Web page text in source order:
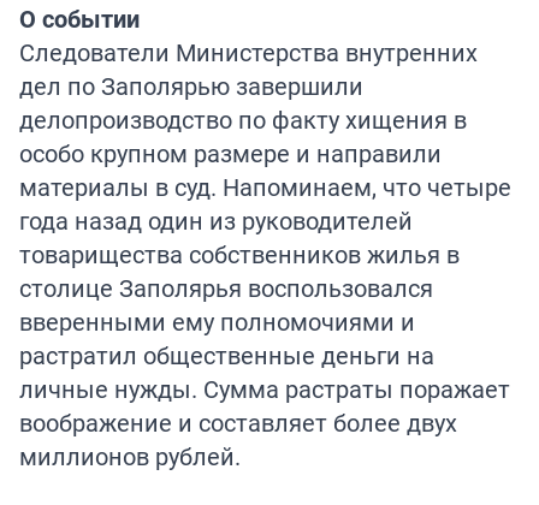
О событии
Следователи Министерства внутренних
дел по Заполярью завершили
делопроизводство по факту хищения в
особо крупном размере и направили
материалы в суд. Напоминаем, что четыре
года назад один из руководителей
товарищества собственников жилья в
столице Заполярья воспользовался
вверенными ему полномочиями и
растратил общественные деньги на
личные нужды. Сумма растраты поражает
воображение и составляет более двух
миллионов рублей.